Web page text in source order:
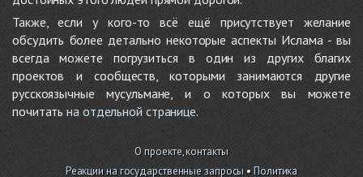
Также, если у кого-то всё ещё присутствует желание
обсудить более детально некоторые аспекты Ислама - вы
всегда можете погрузиться в один из других благих
проектов и сообществ, которыми занимаются другие
русскоязычные мусульмане, и о которых вы можете
почитатьна отдельной странице.
О проекте, контакты
Реакции на государственные запросы •Политика